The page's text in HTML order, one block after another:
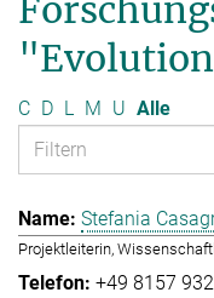
C D L M U Alle
Stefania
Projektleiterin,
+49 8157